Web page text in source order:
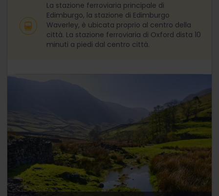
La stazione ferroviaria principale di
Edimburgo, la stazione di Edimburgo
Waverley, è ubicata proprio al centro della
città. La stazione ferroviaria di Oxford dista 10
minuti a piedi dal centro città.